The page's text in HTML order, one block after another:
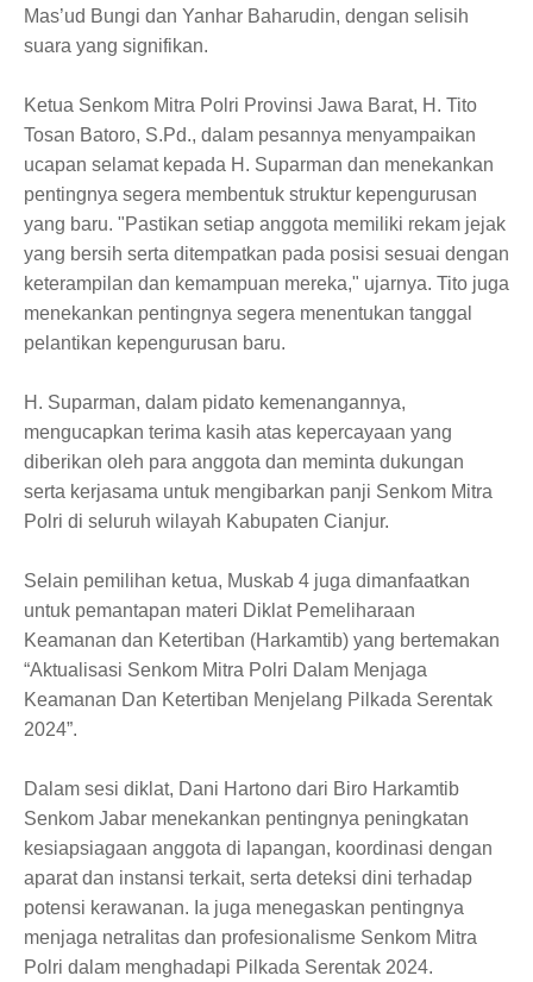
Mas’ud Bungi dan Yanhar Baharudin, dengan selisih
suara yang signifikan.
Ketua Senkom Mitra Polri Provinsi Jawa Barat, H. Tito
Tosan Batoro, S.Pd., dalam pesannya menyampaikan
ucapan selamat kepada H. Suparman dan menekankan
pentingnya segera membentuk struktur kepengurusan
yang baru. "Pastikan setiap anggota memiliki rekam jejak
yang bersih serta ditempatkan pada posisi sesuai dengan
keterampilan dan kemampuan mereka," ujarnya. Tito juga
menekankan pentingnya segera menentukan tanggal
pelantikan kepengurusan baru.
H. Suparman, dalam pidato kemenangannya,
mengucapkan terima kasih atas kepercayaan yang
diberikan oleh para anggota dan meminta dukungan
serta kerjasama untuk mengibarkan panji Senkom Mitra
Polri di seluruh wilayah Kabupaten Cianjur.
Selain pemilihan ketua, Muskab 4 juga dimanfaatkan
untuk pemantapan materi Diklat Pemeliharaan
Keamanan dan Ketertiban (Harkamtib) yang bertemakan
“Aktualisasi Senkom Mitra Polri Dalam Menjaga
Keamanan Dan Ketertiban Menjelang Pilkada Serentak
2024”.
Dalam sesi diklat, Dani Hartono dari Biro Harkamtib
Senkom Jabar menekankan pentingnya peningkatan
kesiapsiagaan anggota di lapangan, koordinasi dengan
aparat dan instansi terkait, serta deteksi dini terhadap
potensi kerawanan. Ia juga menegaskan pentingnya
menjaga netralitas dan profesionalisme Senkom Mitra
Polri dalam menghadapi Pilkada Serentak 2024.